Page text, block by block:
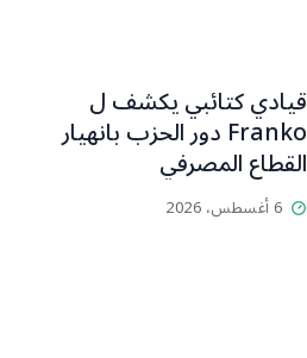
قيادي كتائبي يكشف ل
Franko دور الحزب بانهيار
القطاع المصرفي
6 أغسطس، 2026